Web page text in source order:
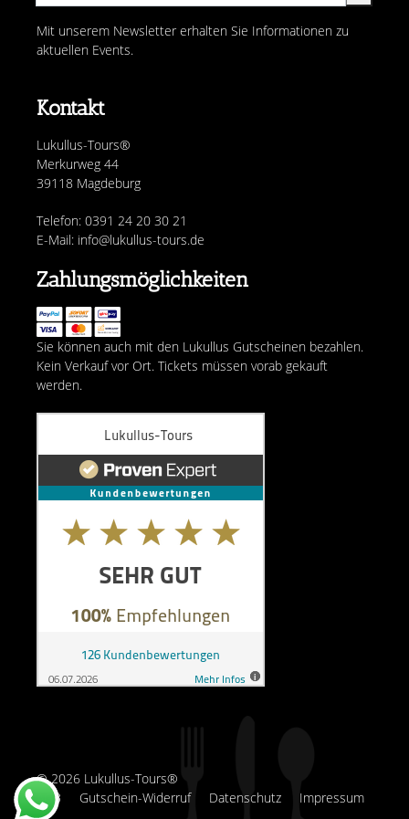
Kontakt
Lukullus-Tours®
Merkurweg 44
39118 Magdeburg
Telefon: 0391 24 20 30 21
E-Mail: info@lukullus-tours.de
Mit unserem Newsletter erhalten Sie Informationen zu
aktuellen Events.
Zahlungsmöglichkeiten
Sie können auch mit den Lukullus Gutscheinen bezahlen.
Kein Verkauf vor Ort. Tickets müssen vorab gekauft
werden.
AGB Gutschein-Widerruf Datenschutz Impressum
© 2026 Lukullus-Tours®